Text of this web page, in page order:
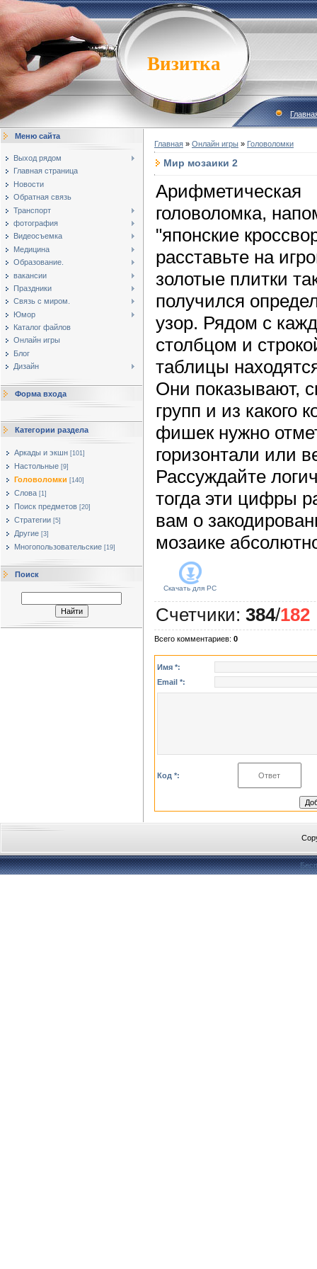
Визитка
Меню сайта
Выход рядом
Главная страница
Новости
Обратная связь
Транспорт
фотография
Видеосъемка
Медицина
Образование.
вакансии
Праздники
Связь с миром.
Юмор
Каталог файлов
Онлайн игры
Блог
Дизайн
Форма входа
Категории раздела
Аркады и экшн [101]
Настольные [9]
Головоломки [140]
Слова [1]
Поиск предметов [20]
Стратегии [5]
Другие [3]
Многопользовательские [19]
Поиск
Главная » Онлайн игры » Головоломки
Мир мозаики 2
Арифметическая
головоломка,
"японские
расставьте на
золотые плитки
получился
узор. Рядом с
столбцом и
таблицы
Они показывают,
групп и из какого
фишек нужно
горизонтали или
Рассуждайте
тогда эти цифры
вам о
мозаике
Скачать для PC
Счетчики: 384/182
Всего комментариев: 0
Имя *:
Email *:
Код *: